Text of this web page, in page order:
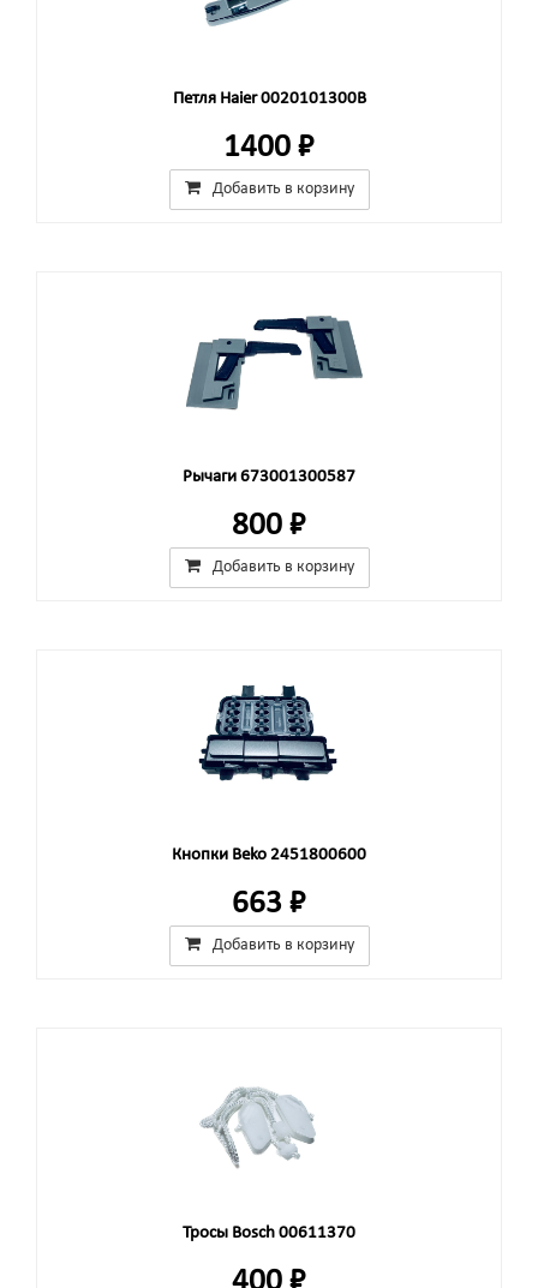
Петля Haier 0020101300B
1400 ₽
Добавить в корзину
Рычаги 673001300587
800 ₽
Добавить в корзину
Кнопки Beko 2451800600
663 ₽
Добавить в корзину
Тросы Bosch 00611370